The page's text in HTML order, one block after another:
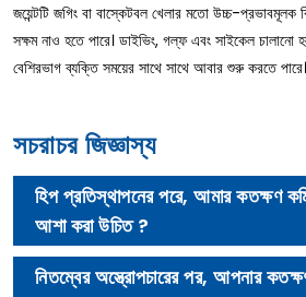
জয়েন্টটি জগিং বা বাস্কেটবল খেলার মতো উচ্চ-প্রভাবমূলক
সক্ষম নাও হতে পারে। ডাইভিং, গল্ফ এবং সাইকেল চালানো
বেশিরভাগ ব্যক্তি সময়ের সাথে সাথে আবার শুরু করতে পারে।
সচরাচর জিজ্ঞাস্য
হিপ প্রতিস্থাপনের পরে, আমার কতক্ষণ
আশা করা উচিত ?
নিতম্বের অস্ত্রোপচারের পর, আপনার